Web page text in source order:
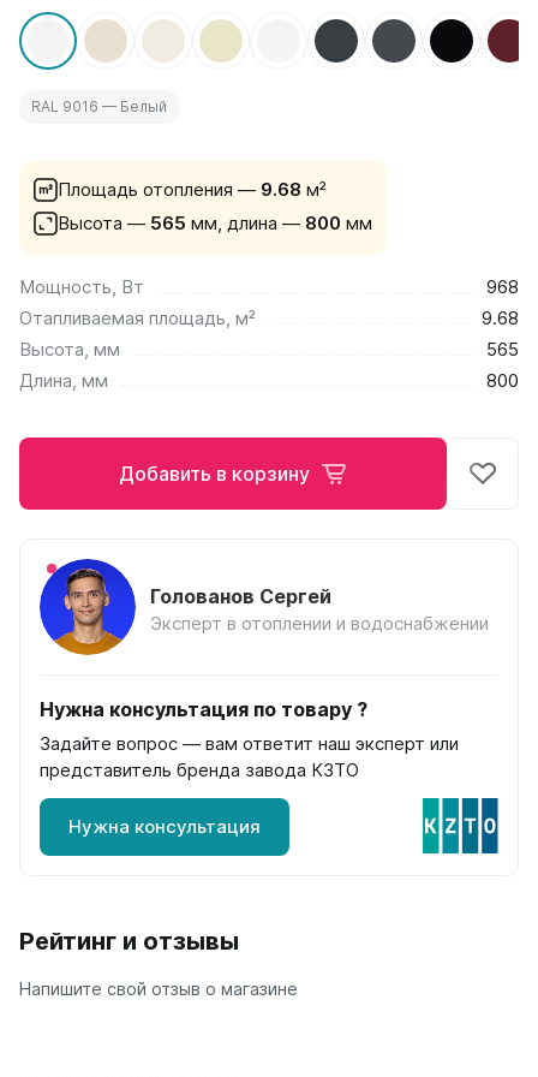
на 13 секций
на 14 секций
на 15 секций
на 20 секций
Белые
Серые
Bataria 2
Bataria Retro 2
Bataria Retro 3
Ellipse S V
Ellipse S H
Гармония
Гармония 1, 2
Гармония С40
Гармония C25 N
Гармония А40
РС
RAL 9016 — Белый
Площадь отопления — 9.68 м²
Высота — 565 мм, длина — 800 мм
Мощность, Вт
968
Отапливаемая площадь, м²
9.68
Высота, мм
565
Длина, мм
800
Добавить в корзину
Голованов Сергей
Эксперт в отоплении и водоснабжении
Нужна консультация по товару ?
Задайте вопрос — вам ответит наш эксперт или
представитель бренда завода КЗТО
Нужна консультация
Рейтинг и отзывы
Напишите свой отзыв о магазине